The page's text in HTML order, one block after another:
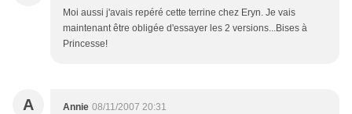
Moi aussi j'avais repéré cette terrine chez Eryn. Je vais
maintenant être obligée d'essayer les 2 versions...Bises à
Princesse!
A Annie 08/11/2007 20:31